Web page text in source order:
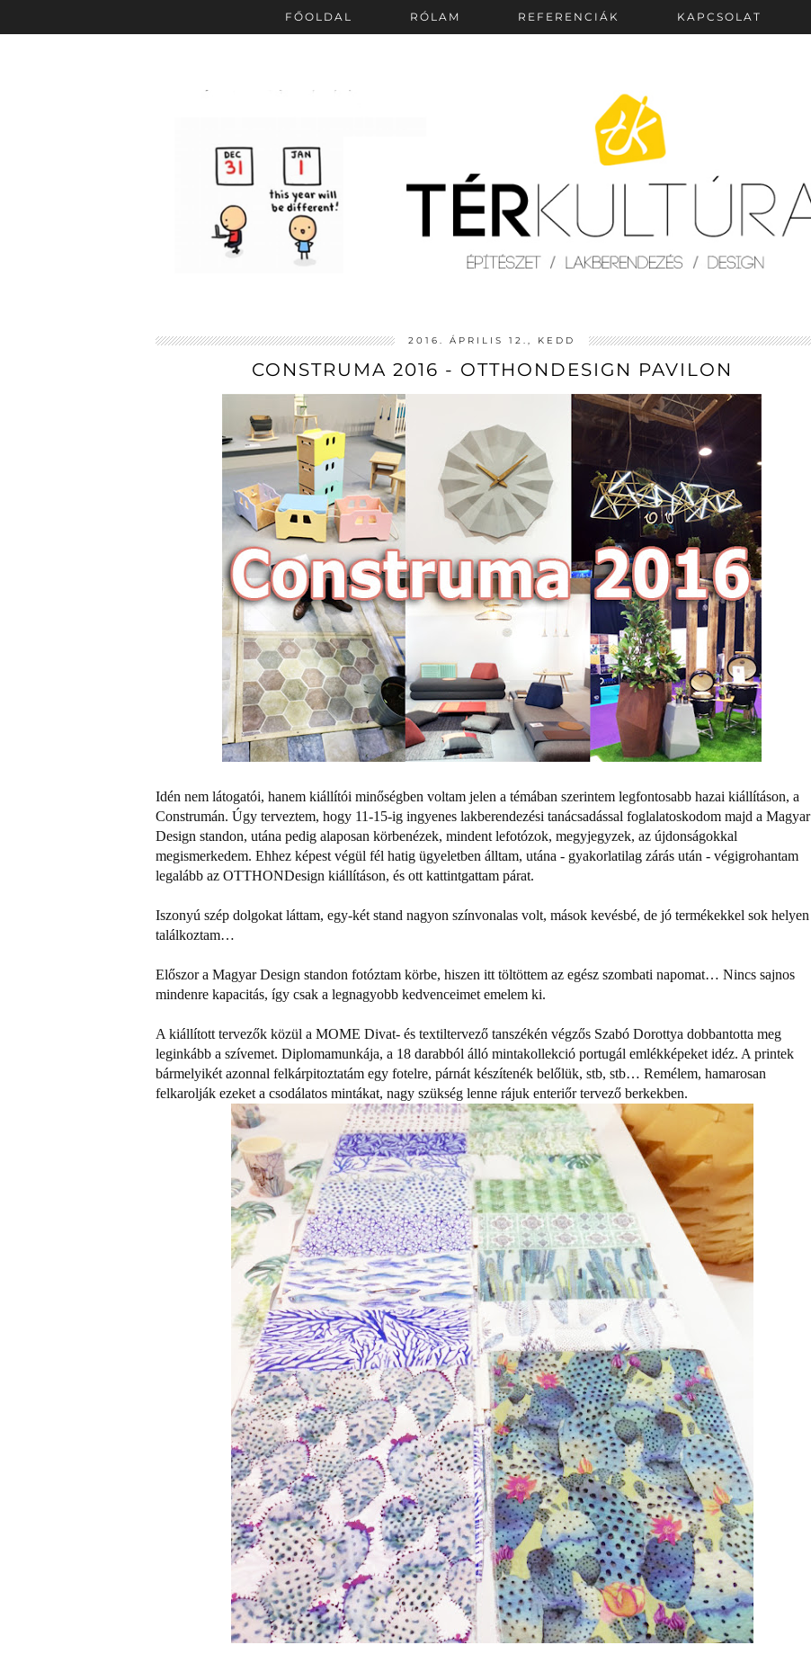
FŐOLDAL RÓLAM REFERENCIÁK KAPCSOLAT
2016. ÁPRILIS 12., KEDD
CONSTRUMA 2016 - OTTHONDESIGN PAVILON
Idén nem látogatói, hanem kiállítói minőségben voltam jelen a témában szerintem legfontosabb hazai kiállításon, a
Construmán. Úgy terveztem, hogy 11-15-ig ingyenes lakberendezési tanácsadással foglalatoskodom majd a Magyar
Design standon, utána pedig alaposan körbenézek, mindent lefotózok, megyjegyzek, az újdonságokkal
megismerkedem. Ehhez képest végül fél hatig ügyeletben álltam, utána - gyakorlatilag zárás után - végigrohantam
legalább az OTTHONDesign kiállításon, és ott kattintgattam párat.
Iszonyú szép dolgokat láttam, egy-két stand nagyon színvonalas volt, mások kevésbé, de jó termékekkel sok helyen
találkoztam…
Előszor a Magyar Design standon fotóztam körbe, hiszen itt töltöttem az egész szombati napomat… Nincs sajnos
mindenre kapacitás, így csak a legnagyobb kedvenceimet emelem ki.
A kiállított tervezők közül a MOME Divat- és textiltervező tanszékén végzős Szabó Dorottya dobbantotta meg
leginkább a szívemet. Diplomamunkája, a 18 darabból álló mintakollekció portugál emlékképeket idéz. A printek
bármelyikét azonnal felkárpitoztatám egy fotelre, párnát készítenék belőlük, stb, stb… Remélem, hamarosan
felkarolják ezeket a csodálatos mintákat, nagy szükség lenne rájuk enteriőr tervező berkekben.